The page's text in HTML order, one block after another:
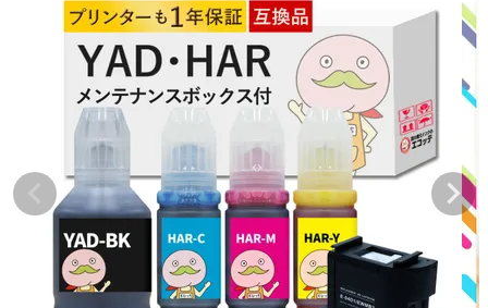
初心者用セット
キャノンインク
エプソンインク
ブラザーインク
詰め替えインク
互換インクボトル
互換インクカートリッジ
再生インクカートリッジ
記事を探す